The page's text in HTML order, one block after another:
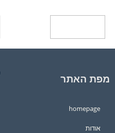
מפת האתר
homepage
אודות